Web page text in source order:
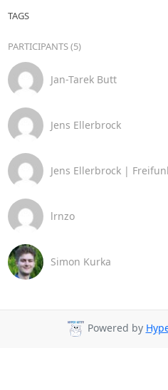
TAGS
PARTICIPANTS (5)
Jan-Tarek Butt
Jens Ellerbrock
Jens Ellerbrock |
lrnzo
Simon Kurka
Powered by